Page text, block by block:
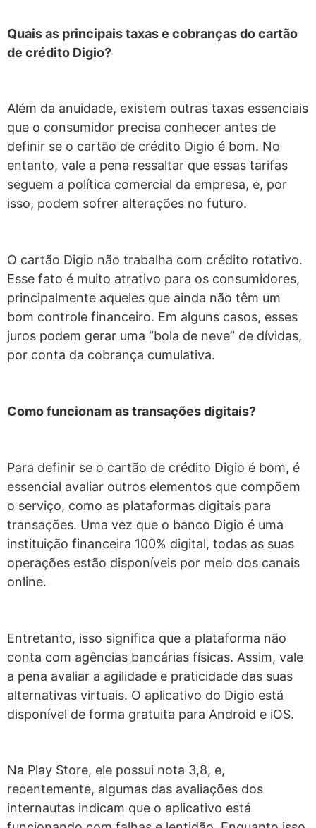
Quais as principais taxas e cobranças do cartão
de crédito Digio?
Além da anuidade, existem outras taxas essenciais
que o consumidor precisa conhecer antes de
definir se o cartão de crédito Digio é bom. No
entanto, vale a pena ressaltar que essas tarifas
seguem a política comercial da empresa, e, por
isso, podem sofrer alterações no futuro.
O cartão Digio não trabalha com crédito rotativo.
Esse fato é muito atrativo para os consumidores,
principalmente aqueles que ainda não têm um
bom controle financeiro. Em alguns casos, esses
juros podem gerar uma “bola de neve” de dívidas,
por conta da cobrança cumulativa.
Como funcionam as transações digitais?
Para definir se o cartão de crédito Digio é bom, é
essencial avaliar outros elementos que compõem
o serviço, como as plataformas digitais para
transações. Uma vez que o banco Digio é uma
instituição financeira 100% digital, todas as suas
operações estão disponíveis por meio dos canais
online.
Entretanto, isso significa que a plataforma não
conta com agências bancárias físicas. Assim, vale
a pena avaliar a agilidade e praticidade das suas
alternativas virtuais. O aplicativo do Digio está
disponível de forma gratuita para Android e iOS.
Na Play Store, ele possui nota 3,8, e,
recentemente, algumas das avaliações dos
internautas indicam que o aplicativo está